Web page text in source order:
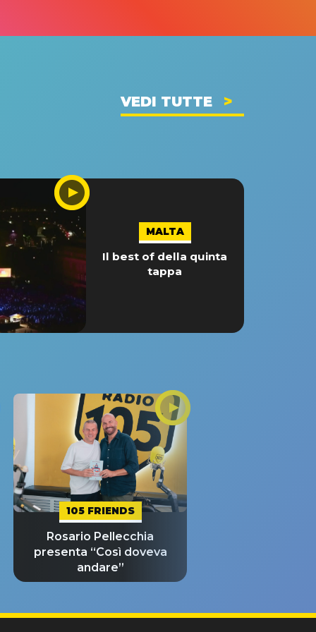
VEDI TUTTE
MALTA
Il best of della quinta
tappa
105 FRIENDS
Rosario Pellecchia
presenta “Così doveva
andare”